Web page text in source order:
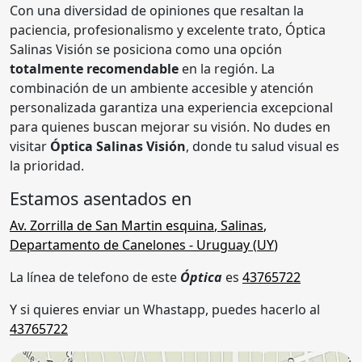
Con una diversidad de opiniones que resaltan la
paciencia, profesionalismo y excelente trato, Óptica
Salinas Visión se posiciona como una opción
totalmente recomendable en la región. La
combinación de un ambiente accesible y atención
personalizada garantiza una experiencia excepcional
para quienes buscan mejorar su visión. No dudes en
visitar Óptica Salinas Visión, donde tu salud visual es
la prioridad.
Estamos asentados en
Av. Zorrilla de San Martin esquina, Salinas,
Departamento de Canelones - Uruguay (UY)
La línea de telefono de este Óptica es 43765722
Y si quieres enviar un Whastapp, puedes hacerlo al
43765722